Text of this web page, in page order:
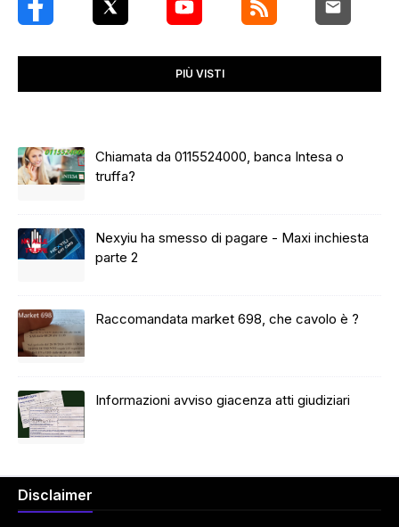
PIÙ VISTI
Chiamata da 0115524000, banca Intesa o
truffa?
Nexyiu ha smesso di pagare - Maxi inchiesta
parte 2
Raccomandata market 698, che cavolo è ?
Informazioni avviso giacenza atti giudiziari
Disclaimer